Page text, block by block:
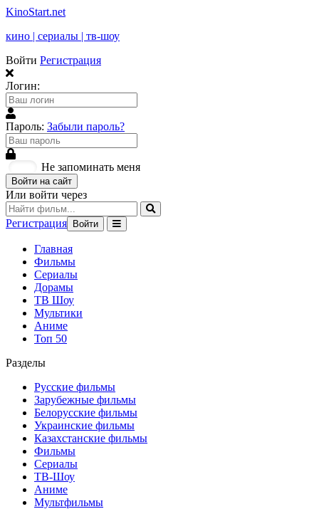
KinoStart.net
кино | сериалы | тв-шоу
Войти Регистрация
Логин:
Пароль: Забыли пароль?
Не запоминать меня
Войти на сайт
Или войти через
Регистрация Войти
Главная
Фильмы
Сериалы
Дорамы
ТВ Шоу
Мультики
Аниме
Топ 50
Разделы
Русские фильмы
Зарубежные фильмы
Белорусские фильмы
Украинские фильмы
Казахстанские фильмы
Фильмы
Сериалы
ТВ-Шоу
Аниме
Мультфильмы